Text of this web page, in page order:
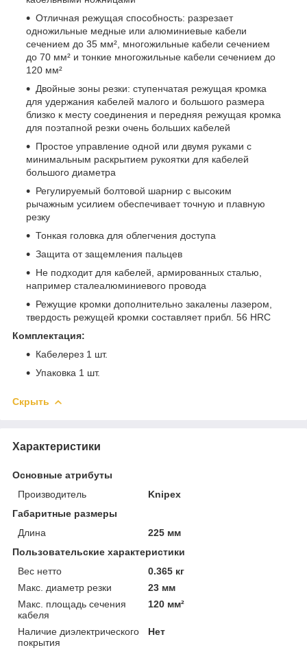
Отличная режущая способность: разрезает
одножильные медные или алюминиевые кабели
сечением до 35 мм², многожильные кабели сечением
до 70 мм² и тонкие многожильные кабели сечением до
120 мм²
Двойные зоны резки: ступенчатая режущая кромка
для удержания кабелей малого и большого размера
близко к месту соединения и передняя режущая кромка
для поэтапной резки очень больших кабелей
Простое управление одной или двумя руками с
минимальным раскрытием рукоятки для кабелей
большого диаметра
Регулируемый болтовой шарнир с высоким
рычажным усилием обеспечивает точную и плавную
резку
Тонкая головка для облегчения доступа
Защита от защемления пальцев
Не подходит для кабелей, армированных сталью,
например сталеалюминиевого провода
Режущие кромки дополнительно закалены лазером,
твердость режущей кромки составляет прибл. 56 HRC
Комплектация:
Кабелерез 1 шт.
Упаковка 1 шт.
Скрыть
Характеристики
Основные атрибуты
Производитель
Knipex
Габаритные размеры
Длина
225 мм
Пользовательские характеристики
Вес нетто
0.365 кг
Макс. диаметр резки
23 мм
Макс. площадь сечения
кабеля
120 мм²
Наличие диэлектрического
покрытия
Нет